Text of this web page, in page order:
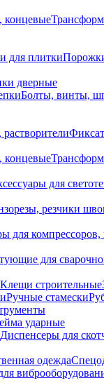
концевые
для плитки
дверные
Болты, винты,
концевые
для
резчики
для
для
Клещи строительные
Ручные стамески
ударные
Диспенсеры для
одежда